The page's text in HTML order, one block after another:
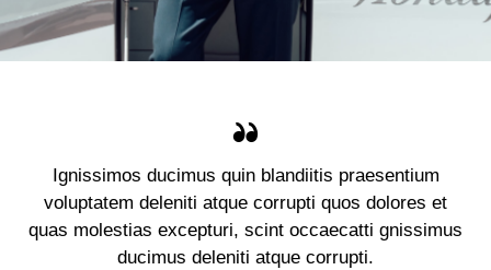
Ignissimos ducimus quin blandiitis praesentium
voluptatem deleniti atque corrupti quos dolores et
quas molestias excepturi, scint occaecatti gnissimus
ducimus deleniti atque corrupti.